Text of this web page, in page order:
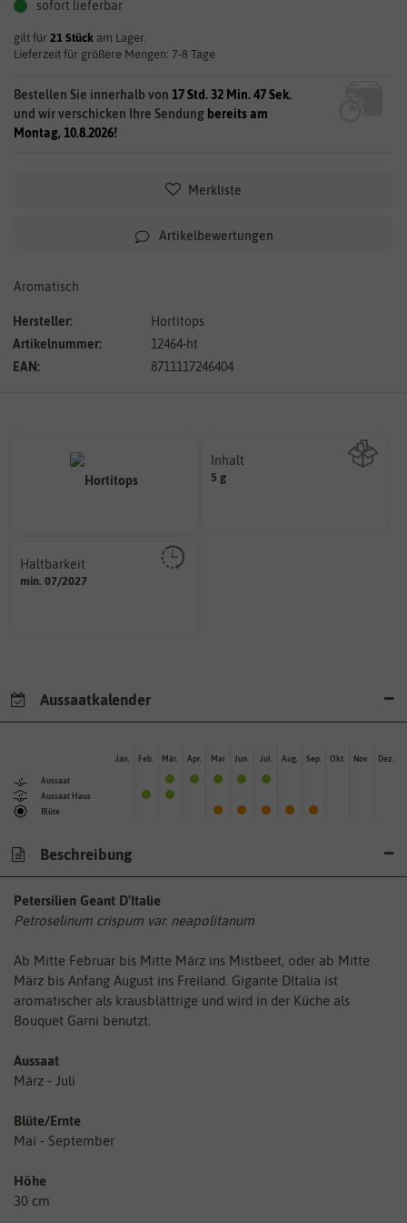
sofort lieferbar
gilt für 21 Stück am Lager.
Lieferzeit für größere Mengen: 7-8 Tage
Bestellen Sie innerhalb von 17 Std. 32 Min. 46 Sek.
und wir verschicken Ihre Sendung bereits am
Montag, 10.8.2026!
Merkliste
Artikelbewertungen
Aromatisch
Hersteller:
Hortitops
Artikelnummer:
12464-ht
EAN:
8711117246404
Inhalt
5 g
Haltbarkeit
min. 07/2027
und Pflanzgut sehr gut keimen
sollte.
Aussaatkalender
Aussaat
Aussaat Haus
Blüte
Jan. Feb. Mär. Apr. Mai Jun. Jul. Aug. Sep. Okt. Nov. Dez.
Beschreibung
Petersilien Geant D'Italie
Petroselinum crispum var. neapolitanum
Ab Mitte Februar bis Mitte März ins Mistbeet, oder ab Mitte
März bis Anfang August ins Freiland. Gigante DItalia ist
aromatischer als krausblättrige und wird in der Küche als
Bouquet Garni benutzt.
Aussaat
März - Juli
Blüte/Ernte
Mai - September
Höhe
30 cm